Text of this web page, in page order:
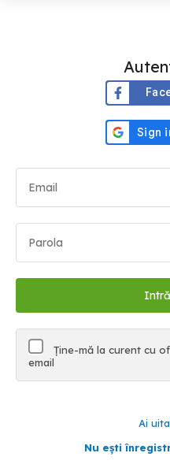
Ține-mă la curent cu
email
Ai
Nu ești